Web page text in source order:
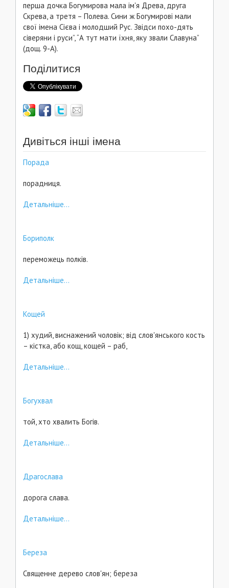
перша дочка Богумирова мала ім'я Древа, друга
Скрева, а третя – Полева. Сини ж Богумирові мали
свої імена Сієва і молодший Рус. Звідси похо-дять
сіверяни і руси”, “А тут мати їхня, яку звали Славуна”
(дощ. 9-А).
Поділитися
Дивіться інші імена
Порада
порадниця.
Детальніше...
Бориполк
переможець полків.
Детальніше...
Кощей
1) худий, виснажений чоловік; від слов'янського кость
– кістка, або кощ, кощей – раб,
Детальніше...
Богухвал
той, хто хвалить Богів.
Детальніше...
Драгослава
дорога слава.
Детальніше...
Береза
Священне дерево слов'ян; береза